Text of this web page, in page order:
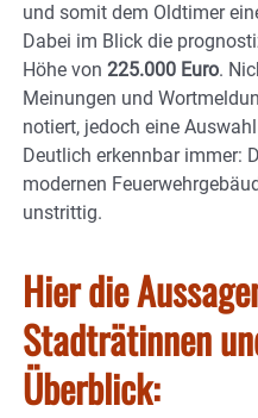
und somit dem Oldtimer
Dabei im Blick die
Höhe von 225.000 Euro.
Meinungen und
notiert, jedoch eine
Deutlich erkennbar immer:
modernen
unstrittig.
Hier die
Stadträtinnen
Überblick: